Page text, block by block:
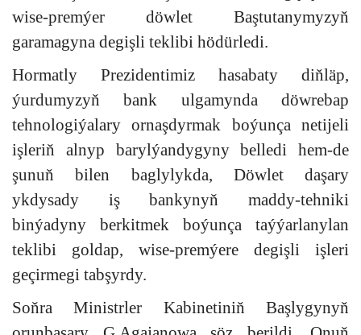
wise-premýer döwlet Baştutanymyzyň
garamagyna degişli teklibi hödürledi.
Hormatly Prezidentimiz hasabaty diňläp,
ýurdumyzyň bank ulgamynda döwrebap
tehnologiýalary ornaşdyrmak boýunça netijeli
işleriň alnyp barylýandygyny belledi hem-de
şunuň bilen baglylykda, Döwlet daşary
ykdysady iş bankynyň maddy-tehniki
binýadyny berkitmek boýunça taýýarlanylan
teklibi goldap, wise-premýere degişli işleri
geçirmegi tabşyrdy.
Soňra Ministrler Kabinetiniň Başlygynyň